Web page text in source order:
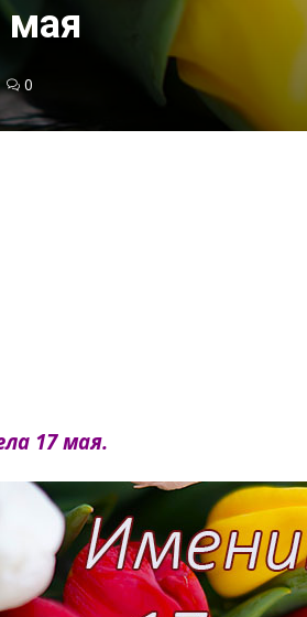
0
17 мая.